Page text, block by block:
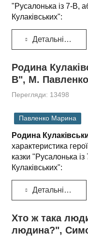
"Русалонька із 7-В,
Кулаківських":
Детальніше...
Родина
В", М. Павленко
Перегляди: 13498
Павленко Марина
Родина
характеристика
казки "Русалонька
Кулаківських":
Детальніше...
Хто ж така
людина?",